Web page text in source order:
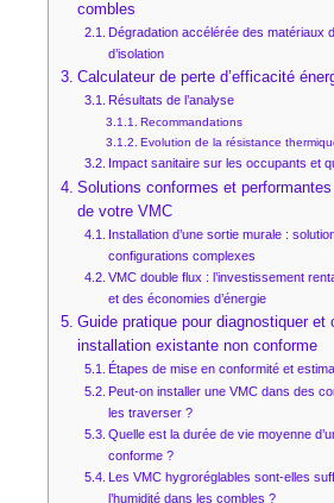
combles
Dégradation accélérée des matériaux
d’isolation
Calculateur de perte d’efficacité
Résultats de l’analyse
Recommandations
Evolution de la résistance
Impact sanitaire sur les occupants et
Solutions conformes et performantes
de votre VMC
Installation d’une sortie murale :
configurations complexes
VMC double flux : l’investissement
et des économies d’énergie
Guide pratique pour diagnostiquer et
installation existante non conforme
Étapes de mise en conformité et
Peut-on installer une VMC dans des
les traverser ?
Quelle est la durée de vie moyenne
conforme ?
Les VMC hygroréglables sont-elles
l’humidité dans les combles ?